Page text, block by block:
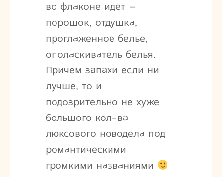
во флаконе идет –
порошок, отдушка,
проглаженное белье,
ополаскиватель белья.
Причем запахи если ни
лучше, то и
подозрительно не хуже
большого кол-ва
люксового новодела под
романтическими
громкими названиями